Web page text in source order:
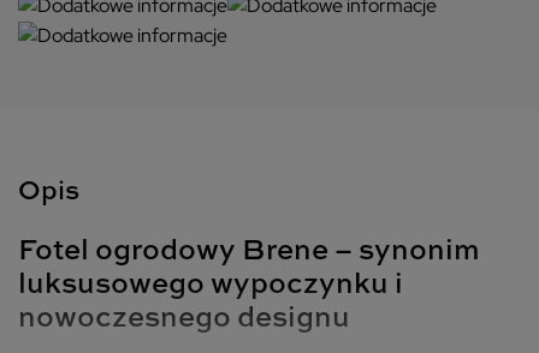
Opis
Fotel ogrodowy Brene – synonim
luksusowego wypoczynku i
nowoczesnego designu